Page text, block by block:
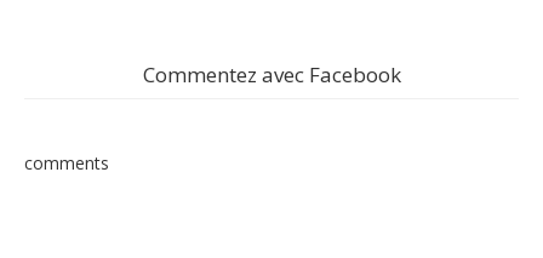
Commentez avec Facebook
comments